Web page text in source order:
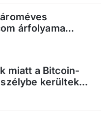
árfolyama...
miatt a Bitcoin-
kerültek...